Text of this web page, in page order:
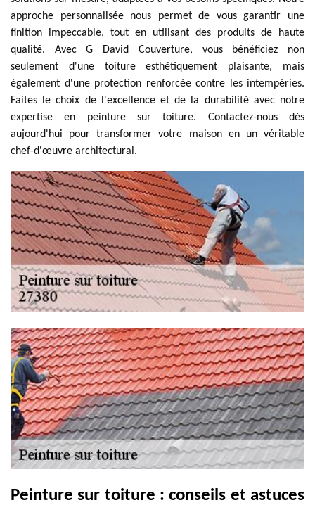
approche personnalisée nous permet de vous garantir une
finition impeccable, tout en utilisant des produits de haute
qualité. Avec G David Couverture, vous bénéficiez non
seulement d'une toiture esthétiquement plaisante, mais
également d'une protection renforcée contre les intempéries.
Faites le choix de l'excellence et de la durabilité avec notre
expertise en peinture sur toiture. Contactez-nous dès
aujourd'hui pour transformer votre maison en un véritable
chef-d'œuvre architectural.
Peinture sur toiture : conseils et astuces